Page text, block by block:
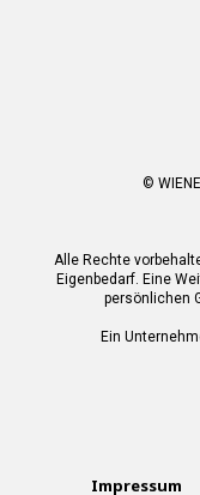
©
Alle Rechte
Eigenbedarf. Eine
persönlichen
Ein
Impressum